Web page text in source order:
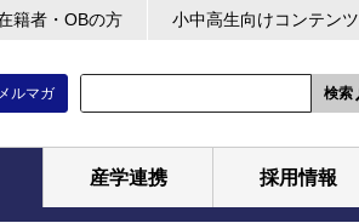
籍者・OBの方 小中高生向けコンテンツ
ルマガ 検索
産学連携 採用情報